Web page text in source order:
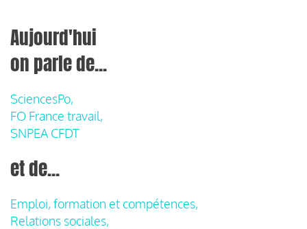
Aujourd'hui
on parle de...
SciencesPo,
FO France travail,
SNPEA CFDT
et de...
Emploi, formation et compétences,
Relations sociales,